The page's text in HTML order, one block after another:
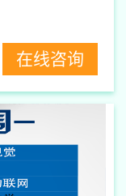
在线咨询